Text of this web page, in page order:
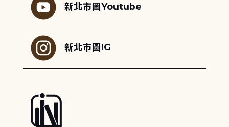
新北市圖Youtube
新北市圖IG